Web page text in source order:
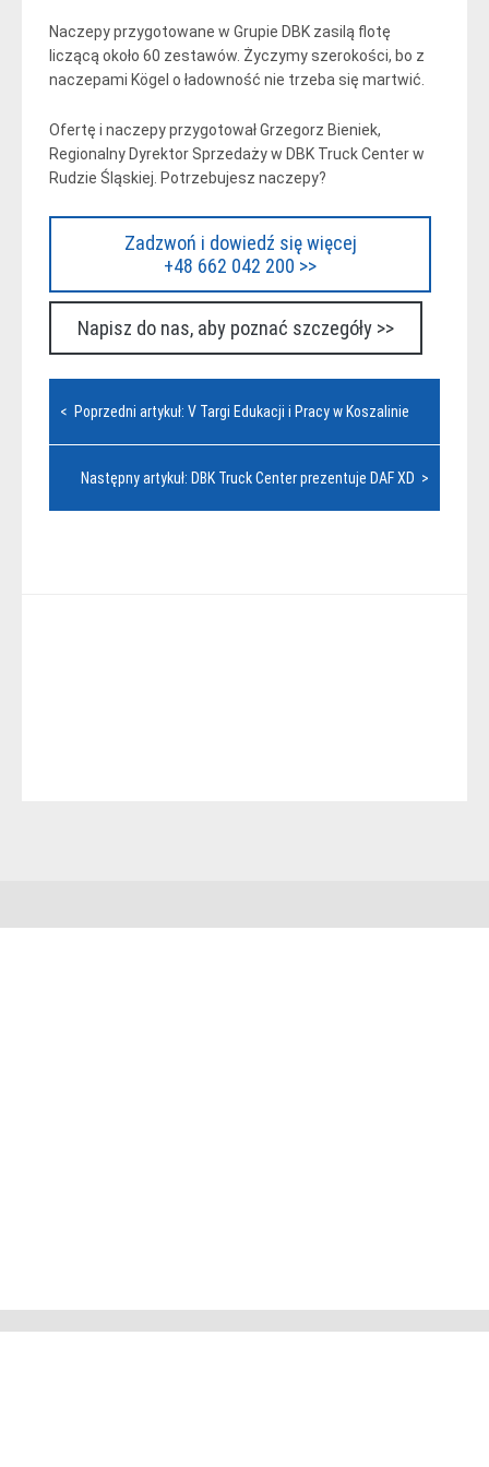
Naczepy przygotowane w Grupie DBK zasilą flotę
liczącą około 60 zestawów. Życzymy szerokości, bo z
naczepami Kögel o ładowność nie trzeba się martwić.
Ofertę i naczepy przygotował Grzegorz Bieniek,
Regionalny Dyrektor Sprzedaży w DBK Truck Center w
Rudzie Śląskiej. Potrzebujesz naczepy?
Zadzwoń i dowiedź się więcej
+48 662 042 200 >>
Napisz do nas, aby poznać szczegóły >>
Nawigacja
< Poprzedni artykuł: V Targi Edukacji i Pracy w Koszalinie
Następny artykuł: DBK Truck Center prezentuje DAF XD >